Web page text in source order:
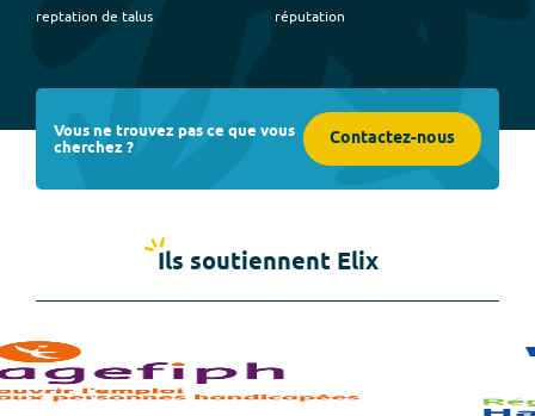
reptation de talus réputation
Vous ne trouvez pas ce que vous
cherchez ? Contactez-nous
Ils soutiennent Elix